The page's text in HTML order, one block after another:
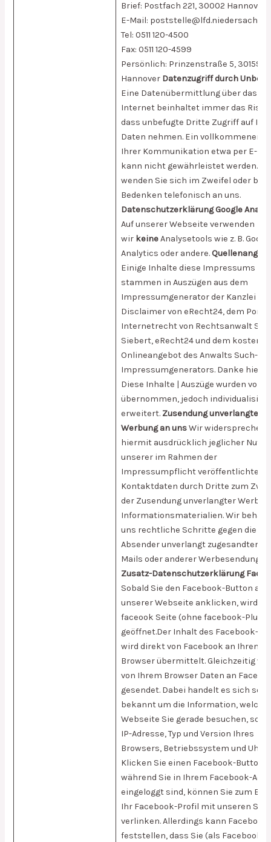
Brief: Postfach 221, 30002 Hannover
E-Mail:
Tel: 0511 120-4500
Fax: 0511 120-4599
Persönlich: Prinzenstraße 5, 30159
Hannover Datenzugriff durch
Eine Datenübermittlung über das
Internet beinhaltet immer das
dass unbefugte Dritte Zugriff auf Ihre
Daten nehmen. Ein vollkommener
Ihrer Kommunikation etwa per E-
kann nicht gewährleistet werden.
wenden Sie sich im Zweifel oder bei
Bedenken telefonisch an uns.
Datenschutzerklärung Google
Auf unserer Webseite verwenden
wir keineAnalysetools wie z. B.
Analytics oder andere.
Einige Inhalte diese Impressums
stammen in Auszügen aus dem
Impressumgenerator der Kanzlei
Disclaimer von eRecht24, dem
Internetrecht von Rechtsanwalt
Siebert, eRecht24 und dem
Onlineangebot des Anwalts Such-
Impressumgenerators. Danke
Diese Inhalte | Auszüge wurden von
übernommen, jedoch
erweitert. Zusendung unverlangter
Werbung an unsWir widersprechen
hiermit ausdrücklich jeglicher
unserer im Rahmen der
Impressumpflicht veröffentlichten
Kontaktdaten durch Dritte zum
der Zusendung unverlangter Werbe-
Informationsmaterialien. Wir
uns rechtliche Schritte gegen die
Absender unverlangt zugesandter
Mails oder anderer Werbesendungen
Zusatz-Datenschutzerklärung
Sobald Sie den Facebook-Button auf
unserer Webseite anklicken, wird
faceook Seite (ohne facebook-Plug-
geöffnet.Der Inhalt des Facebook-
wird direkt von Facebook an Ihren
Browser übermittelt. Gleichzeitig
von Ihrem Browser Daten an
gesendet. Dabei handelt es sich
bekannt um die Information, welche
Webseite Sie gerade besuchen,
IP-Adresse, Typ und Version Ihres
Browsers, Betriebssystem und
Klicken Sie einen Facebook-Button
während Sie in Ihrem Facebook-
eingeloggt sind, können Sie zum
Ihr Facebook-Profil mit unseren
verlinken. Allerdings kann Facebook
feststellen, dass Sie (als Facebook